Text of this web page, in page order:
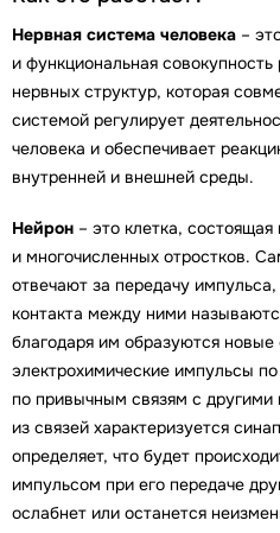
Нервная система человека –
и функциональная
нервных структур, которая
системой регулирует
человека и обеспечивает
внутренней и внешней среды.
Нейрон – это клетка, состоящая
и многочисленных отростков.
отвечают за передачу
контакта между ними
благодаря им образуются
электрохимические импульсы
по привычным связям с
из связей характеризуется
определяет, что будет
импульсом при его передаче
ослабнет или останется